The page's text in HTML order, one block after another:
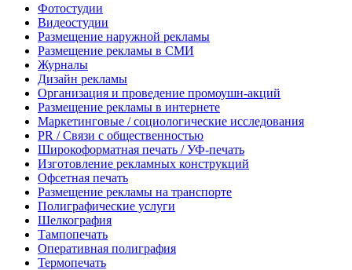
Фотостудии
Видеостудии
Размещение наружной рекламы
Размещение рекламы в СМИ
Журналы
Дизайн рекламы
Организация и проведение промоушн-акций
Размещение рекламы в интернете
Маркетинговые / социологические исследования
PR / Связи с общественностью
Широкоформатная печать / УФ-печать
Изготовление рекламных конструкций
Офсетная печать
Размещение рекламы на транспорте
Полиграфические услуги
Шелкография
Тампопечать
Оперативная полиграфия
Термопечать